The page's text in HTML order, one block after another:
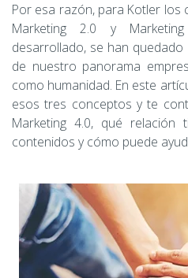
Por esa razón, para Kotler los
Marketing 2.0 y
desarrollado, se han
de nuestro panorama
como humanidad. En este
esos tres conceptos y te
Marketing 4.0, qué relación
contenidos y cómo puede